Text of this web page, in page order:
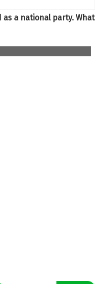
as a national party. What